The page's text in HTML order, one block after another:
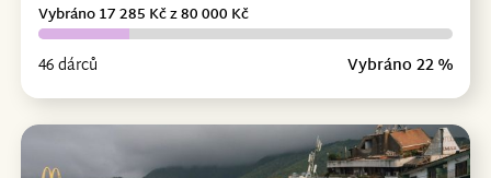
46 dárců Vybráno 22 %
Vybráno 17 285 Kč z 80 000 Kč